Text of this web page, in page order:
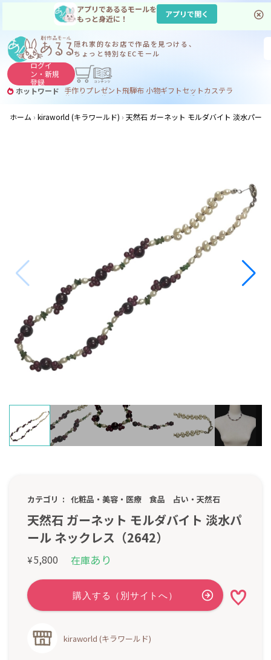
アプリであるるモールを
もっと身近に！
アプリで開く
隠れ家的なお店で作品を見つける、
ちょっと特別なECモール
ログイ
ン・新規
登録
ホットワード 手作りプレゼント飛騨布 小物ギフトセットカステラ
サヌカイト コーヒー
ジンギスカン
ホーム
kiraworld (キラワールド) 天然石 ガーネット モルダバイト 淡水パー
カテゴリ 化粧品・美容・医療 食品 占い・天然石
天然石 ガーネット モルダバイト 淡水パ
ール ネックレス（2642）
¥5,800 在庫あり
kiraworld (キラワールド)